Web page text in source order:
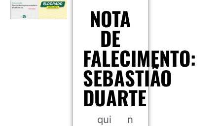
NOTA
DE
FALECIMENTO:
SEBASTIÃO
DUARTE
qui
n